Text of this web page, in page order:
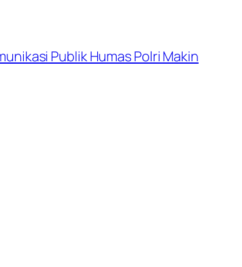
Publik Humas Polri Makin